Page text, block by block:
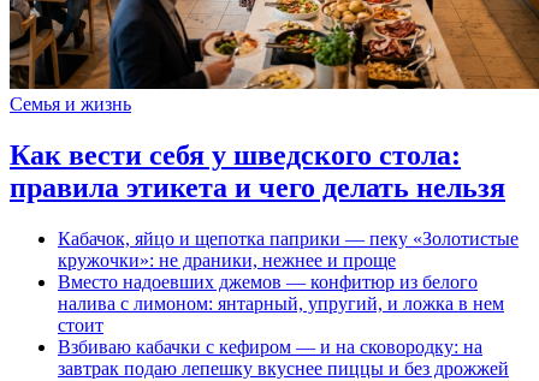
Семья и жизнь
Как вести себя у шведского стола:
правила этикета и чего делать нельзя
Кабачок, яйцо и щепотка паприки — пеку «Золотистые
кружочки»: не драники, нежнее и проще
Вместо надоевших джемов — конфитюр из белого
налива с лимоном: янтарный, упругий, и ложка в нем
стоит
Взбиваю кабачки с кефиром — и на сковородку: на
завтрак подаю лепешку вкуснее пиццы и без дрожжей